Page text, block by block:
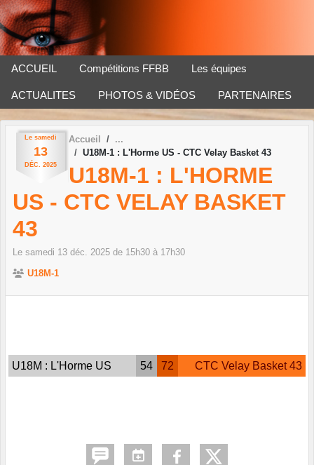
ACCUEIL Compétitions FFBB Les équipes
ACTUALITES PHOTOS & VIDÉOS PARTENAIRES
Le samedi
13
DÉC. 2025
Accueil
U18M-1 : L'Horme US - CTC Velay Basket 43
U18M-1 : L'HORME
US - CTC VELAY BASKET
43
Le samedi 13 déc. 2025 de 15h30 à 17h30
U18M-1
U18M : L'Horme US 54 72 CTC Velay Basket 43
Panneau de gestion des cookies